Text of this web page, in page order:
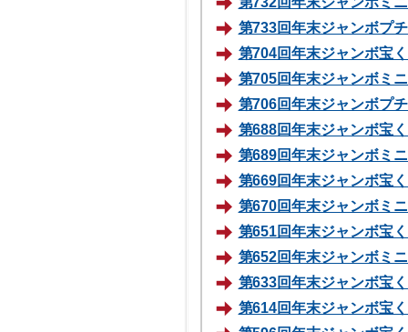
第733回年末ジャンボプ
第704回年末ジャンボ宝
第705回年末ジャンボミ
第706回年末ジャンボプ
第688回年末ジャンボ宝
第689回年末ジャンボミ
第669回年末ジャンボ宝
第670回年末ジャンボミ
第651回年末ジャンボ宝
第652回年末ジャンボミ
第633回年末ジャンボ宝
第614回年末ジャンボ宝